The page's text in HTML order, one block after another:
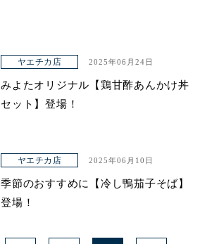
ヤエチカ店 2025年06月24日
みよたオリジナル【鶏甘酢あんかけ丼
セット】登場！
ヤエチカ店 2025年06月10日
季節のおすすめに【冷し鴨茄子そば】
登場！